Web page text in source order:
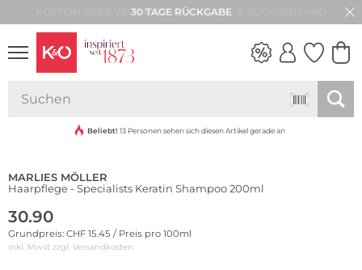
30 TAGE RÜCKGABE
VIBES
Beliebt! 13 Personen sehen sich diesen Artikel gerade an
MARLIES MÖLLER
Haarpflege - Specialists Keratin Shampoo 200ml
30.90
Grundpreis: CHF 15.45 / Preis pro 100ml
inkl. Mwst zzgl. Versandkosten